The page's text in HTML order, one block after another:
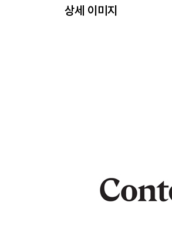
상세 이미지